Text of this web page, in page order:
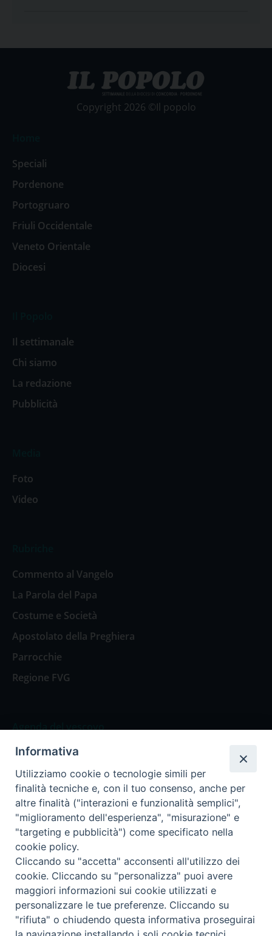
Copyright 2026 ©Il popolo
Speciali
Pordenone
Portogruaro
Friuli Occidentale
Veneto Orientale
Diocesi
Il settimanale
Chi siamo
La redazione
Pubblicità
Foto
Video
Commento al Vangelo
La Parola del Papa
Costume e Società
Apostolato della Preghiera
Parrocchie
Regione FVG
Agenda del vescovo
Agenda del vescovo
Privacy Policy Trasparenza
Termini e Condizioni
Informativa per il trattamento dei dati personali
Informativa
Utilizziamo cookie o tecnologie simili per
finalità tecniche e, con il tuo consenso, anche per
altre finalità ("interazioni e funzionalità semplici",
"miglioramento dell'esperienza", "misurazione" e
"targeting e pubblicità") come specificato nella
cookie policy.
Cliccando su "accetta" acconsenti all'utilizzo dei
cookie. Cliccando su "personalizza" puoi avere
maggiori informazioni sui cookie utilizzati e
personalizzare le tue preferenze. Cliccando su
"rifiuta" o chiudendo questa informativa proseguirai